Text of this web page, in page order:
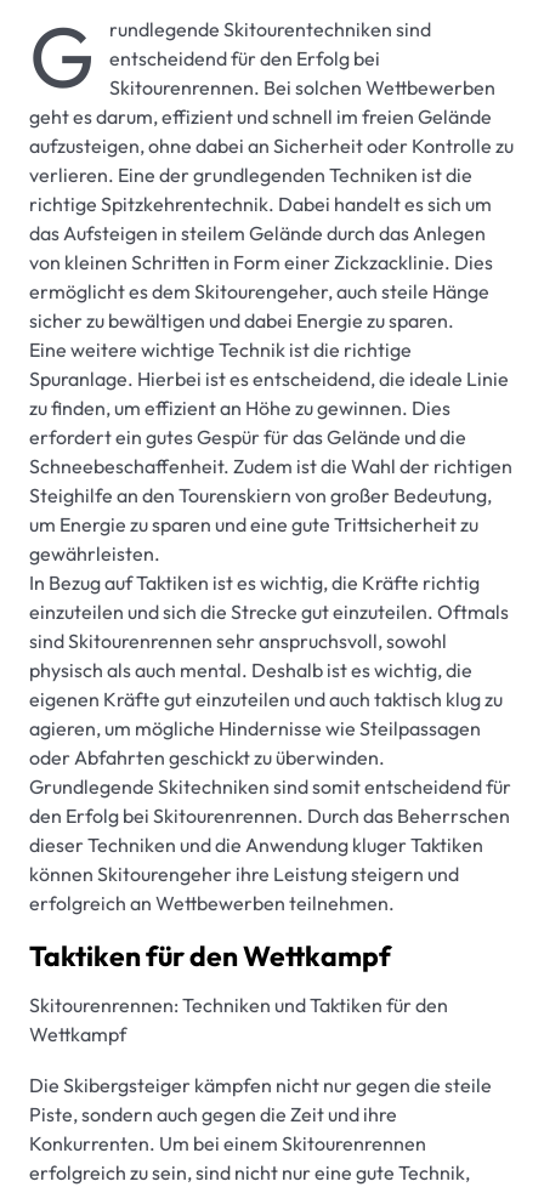
G
rundlegende Skitourentechniken sind
entscheidend für den Erfolg bei
Skitourenrennen. Bei solchen Wettbewerben
geht es darum, effizient und schnell im freien Gelände
aufzusteigen, ohne dabei an Sicherheit oder Kontrolle zu
verlieren. Eine der grundlegenden Techniken ist die
richtige Spitzkehrentechnik. Dabei handelt es sich um
das Aufsteigen in steilem Gelände durch das Anlegen
von kleinen Schritten in Form einer Zickzacklinie. Dies
ermöglicht es dem Skitourengeher, auch steile Hänge
sicher zu bewältigen und dabei Energie zu sparen.
Eine weitere wichtige Technik ist die richtige
Spuranlage. Hierbei ist es entscheidend, die ideale Linie
zu finden, um effizient an Höhe zu gewinnen. Dies
erfordert ein gutes Gespür für das Gelände und die
Schneebeschaffenheit. Zudem ist die Wahl der richtigen
Steighilfe an den Tourenskiern von großer Bedeutung,
um Energie zu sparen und eine gute Trittsicherheit zu
gewährleisten.
In Bezug auf Taktiken ist es wichtig, die Kräfte richtig
einzuteilen und sich die Strecke gut einzuteilen. Oftmals
sind Skitourenrennen sehr anspruchsvoll, sowohl
physisch als auch mental. Deshalb ist es wichtig, die
eigenen Kräfte gut einzuteilen und auch taktisch klug zu
agieren, um mögliche Hindernisse wie Steilpassagen
oder Abfahrten geschickt zu überwinden.
Grundlegende Skitechniken sind somit entscheidend für
den Erfolg bei Skitourenrennen. Durch das Beherrschen
dieser Techniken und die Anwendung kluger Taktiken
können Skitourengeher ihre Leistung steigern und
erfolgreich an Wettbewerben teilnehmen.
Taktiken für den Wettkampf
Skitourenrennen: Techniken und Taktiken für den
Wettkampf
Die Skibergsteiger kämpfen nicht nur gegen die steile
Piste, sondern auch gegen die Zeit und ihre
Konkurrenten. Um bei einem Skitourenrennen
erfolgreich zu sein, sind nicht nur eine gute Technik,